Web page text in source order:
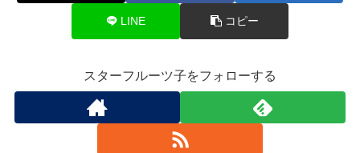
LINE コピー
スターフルーツ子をフォローする